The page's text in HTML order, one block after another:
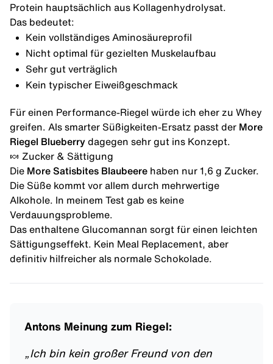
Protein hauptsächlich aus Kollagenhydrolysat.
Das bedeutet:
Kein vollständiges Aminosäureprofil
Nicht optimal für gezielten Muskelaufbau
Sehr gut verträglich
Kein typischer Eiweißgeschmack
Für einen Performance-Riegel würde ich eher zu Whey
greifen. Als smarter Süßigkeiten-Ersatz passt der More
Riegel Blueberry dagegen sehr gut ins Konzept.
🍬 Zucker & Sättigung
Die More Satisbites Blaubeere haben nur 1,6 g Zucker.
Die Süße kommt vor allem durch mehrwertige
Alkohole. In meinem Test gab es keine
Verdauungsprobleme.
Das enthaltene Glucomannan sorgt für einen leichten
Sättigungseffekt. Kein Meal Replacement, aber
definitiv hilfreicher als normale Schokolade.
Antons Meinung zum Riegel:
Ich bin kein großer Freund von den